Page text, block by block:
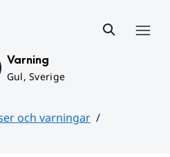
Varning
Gul, Sverige
och varningar